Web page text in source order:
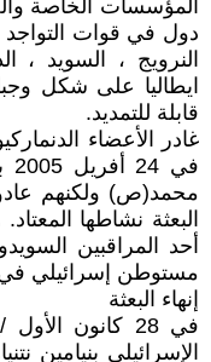
المؤسسات الخاصة
دول في قوات
النرويج ، السويد ،
ايطاليا على شكل
قابلة للتمديد.
غادر الأعضاء
أحد المراقبين
مستوطن إسرائيلي
إنهاء البعثة
الإسرائيلي بنيامين